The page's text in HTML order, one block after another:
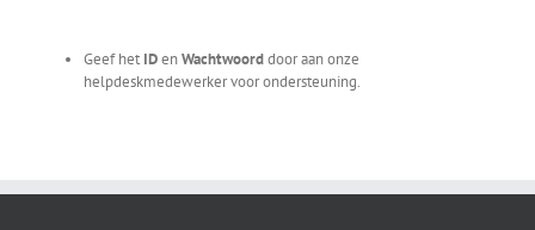
Geef hetIDenWachtwoorddoor aan onze
helpdeskmedewerker voor ondersteuning.